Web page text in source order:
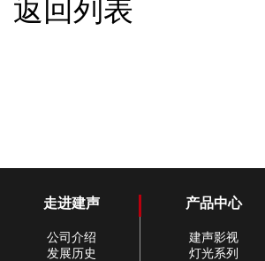
返回列表
走进建声
公司介绍
发展历史
产品中心
建声影视
灯光系列